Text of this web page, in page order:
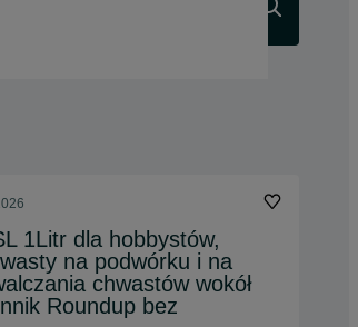
1Litr dla hobbystów,
na podwórku i na
chwastów wokół
Roundup bez